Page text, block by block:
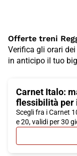
Offerte treni
Verifica gli orari
in anticipo il tuo
Carnet Italo:
flessibilità per
Scegli fra i Carnet
e 20, validi per 30